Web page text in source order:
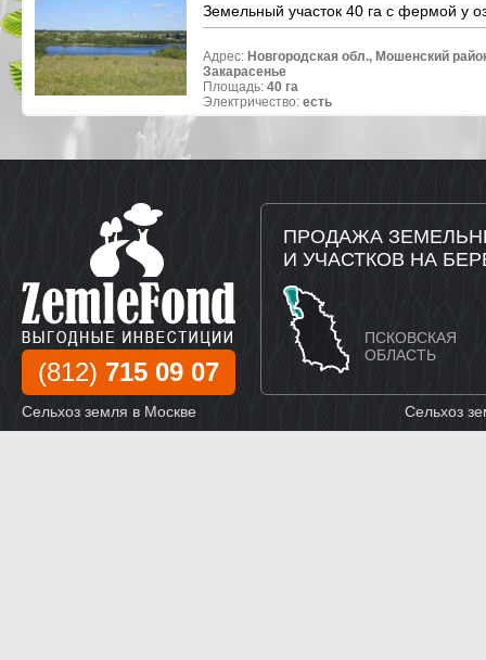
Земельный участок 40 га с фермой у
Адрес: Новгородская обл., Мошенский
Закарасенье
Площадь: 40 га
Электричество: есть
(812) 715 09 07
ПРОДАЖА
И УЧАСТКОВ НА
ПСКОВСКАЯ
ОБЛАСТЬ
Сельхоз земля в Москве Сельхоз